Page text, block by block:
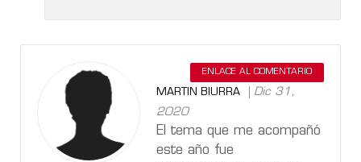
ENLACE AL COMENTARIO
MARTIN BIURRA
Dic 31,
2020
El tema que me acompañó
este año fue